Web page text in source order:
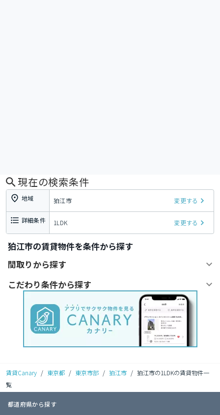
現在の検索条件
地域 狛江市 変更する
詳細条件 1LDK 変更する
狛江市の賃貸物件を条件から探す
間取りから探す
こだわり条件から探す
賃貸Canary / 東京都 / 東京市部 / 狛江市 / 狛江市の1LDKの賃貸物件一
覧
都道府県から探す